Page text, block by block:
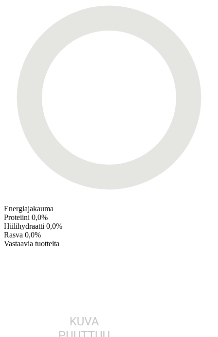
Energiajakauma
Proteiini 0,0%
Hiilihydraatti 0,0%
Rasva 0,0%
Vastaavia tuotteita